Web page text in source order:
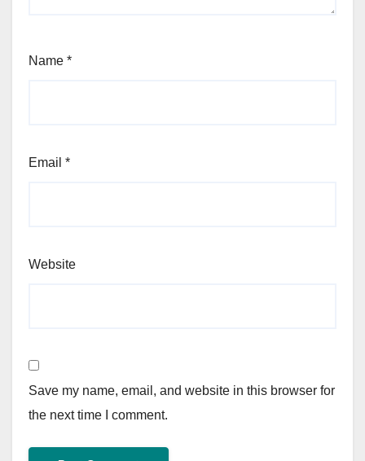
Name *
Email *
Website
Save my name, email, and website in this browser for
the next time I comment.